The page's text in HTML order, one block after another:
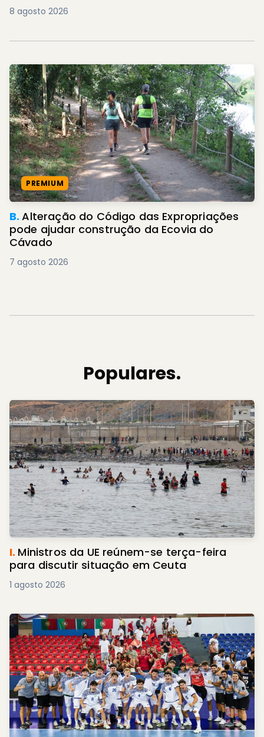
8 agosto 2026
PREMIUM
B.Alteração do Código das Expropriações
pode ajudar construção da Ecovia do
Cávado
7 agosto 2026
Populares.
I. Ministros da UE reúnem-se terça-feira
para discutir situação em Ceuta
1 agosto 2026